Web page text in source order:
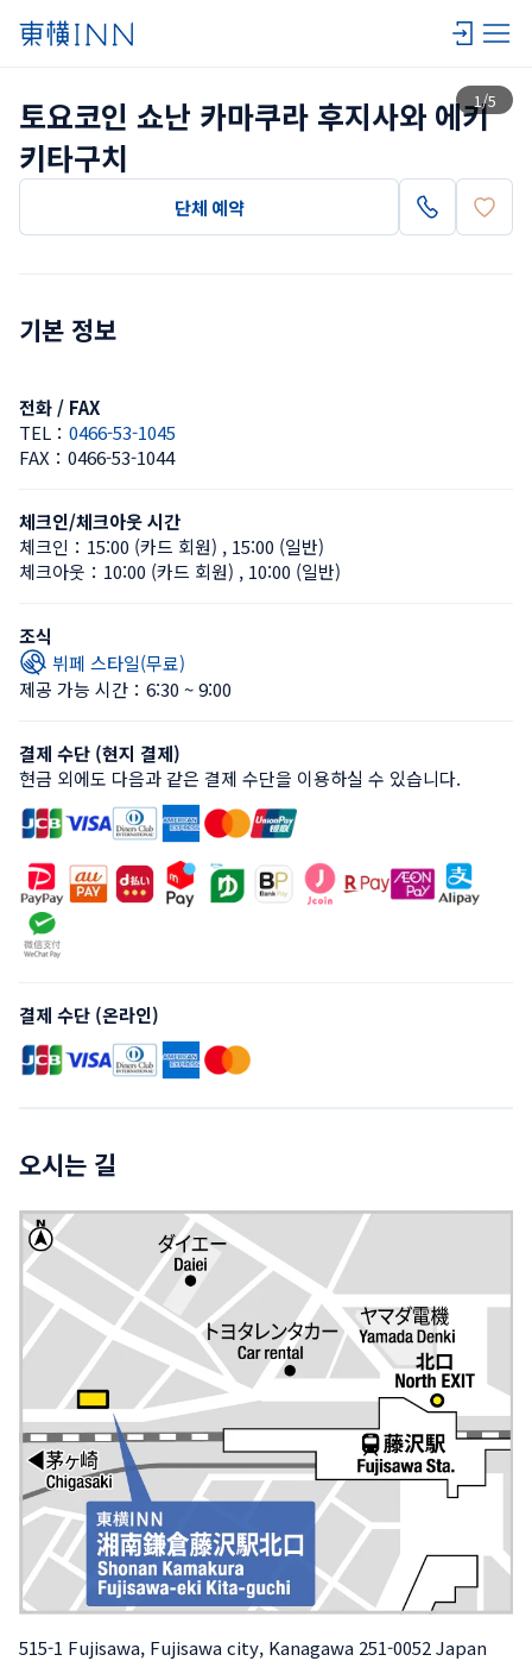
1/5
목록 보기
토요코인 쇼난 카마쿠라 후지사와 에키
키타구치
단체 예약
기본 정보
전화 / FAX
TEL： 0466-53-1045
FAX： 0466-53-1044
체크인/체크아웃 시간
체크인： 15:00 (카드 회원) , 15:00 (일반)
체크아웃： 10:00 (카드 회원) , 10:00 (일반)
조식
뷔페 스타일(무료)
제공 가능 시간：6:30 ~ 9:00
결제 수단 (현지 결제)
현금 외에도 다음과 같은 결제 수단을 이용하실 수 있습니다.
결제 수단 (온라인)
오시는 길
515-1 Fujisawa, Fujisawa city, Kanagawa 251-0052 Japan